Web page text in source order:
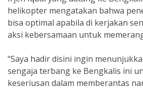
helikopter mengatakan bahwa
bisa optimal apabila di kerjakan
aksi kebersamaan untuk
“Saya hadir disini ingin
sengaja terbang ke Bengkalis ini
keseriusan dalam memberantas